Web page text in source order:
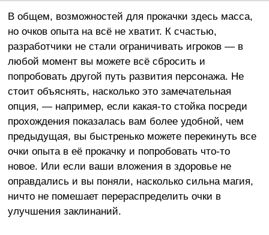
В общем, возможностей для прокачки здесь масса,
но очков опыта на всё не хватит. К счастью,
разработчики не стали ограничивать игроков — в
любой момент вы можете всё сбросить и
попробовать другой путь развития персонажа. Не
стоит объяснять, насколько это замечательная
опция, — например, если какая-то стойка посреди
прохождения показалась вам более удобной, чем
предыдущая, вы быстренько можете перекинуть все
очки опыта в её прокачку и попробовать что-то
новое. Или если ваши вложения в здоровье не
оправдались и вы поняли, насколько сильна магия,
ничто не помешает перераспределить очки в
улучшения заклинаний.